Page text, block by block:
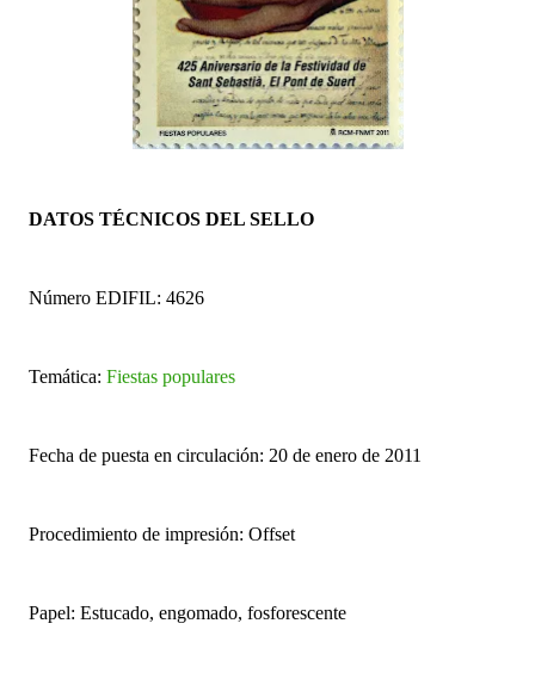
DATOS TÉCNICOS DEL SELLO
Número EDIFIL: 4626
Temática: Fiestas populares
Fecha de puesta en circulación: 20 de enero de 2011
Procedimiento de impresión: Offset
Papel: Estucado, engomado, fosforescente